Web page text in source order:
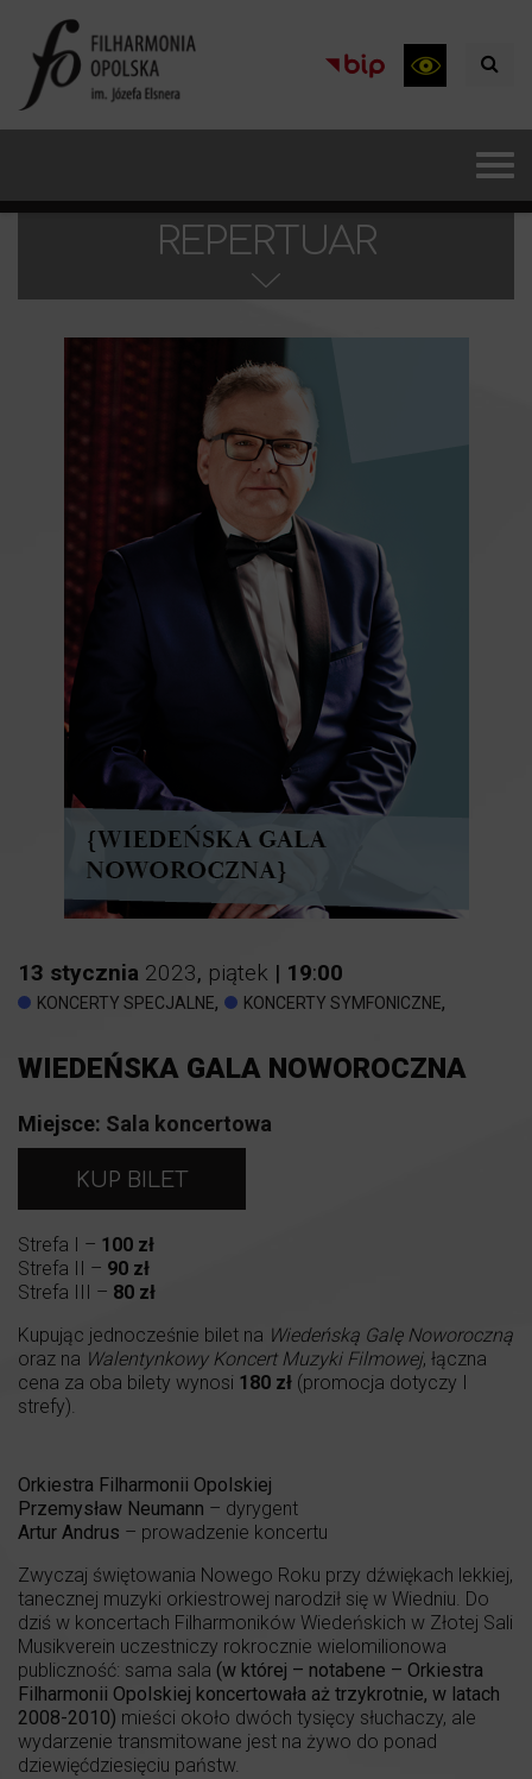
REPERTUAR
13 stycznia 2023, piątek | 19:00
KONCERTY SPECJALNE, KONCERTY SYMFONICZNE,
WIEDEŃSKA GALA NOWOROCZNA
Miejsce: Sala koncertowa
KUP BILET
Strefa I – 100 zł
Strefa II – 90 zł
Strefa III – 80 zł
Kupując jednocześnie bilet na Wiedeńską Galę Noworoczną
oraz na Walentynkowy Koncert Muzyki Filmowej, łączna
cena za oba bilety wynosi 180 zł (promocja dotyczy I
strefy).
Orkiestra Filharmonii Opolskiej
Przemysław Neumann – dyrygent
Artur Andrus – prowadzenie koncertu
Zwyczaj świętowania Nowego Roku przy dźwiękach lekkiej,
tanecznej muzyki orkiestrowej narodził się w Wiedniu. Do
dziś w koncertach Filharmoników Wiedeńskich w Złotej Sali
Musikverein uczestniczy rokrocznie wielomilionowa
publiczność: sama sala (w której – notabene – Orkiestra
Filharmonii Opolskiej koncertowała aż trzykrotnie, w latach
2008-2010) mieści około dwóch tysięcy słuchaczy, ale
wydarzenie transmitowane jest na żywo do ponad
dziewięćdziesięciu państw.